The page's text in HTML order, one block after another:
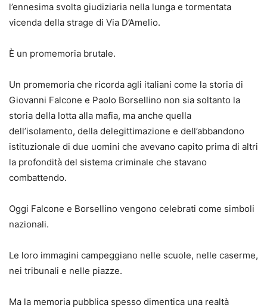
l’ennesima svolta giudiziaria nella lunga e tormentata
vicenda della strage di Via D’Amelio.
È un promemoria brutale.
Un promemoria che ricorda agli italiani come la storia di
Giovanni Falcone e Paolo Borsellino non sia soltanto la
storia della lotta alla mafia, ma anche quella
dell’isolamento, della delegittimazione e dell’abbandono
istituzionale di due uomini che avevano capito prima di altri
la profondità del sistema criminale che stavano
combattendo.
Oggi Falcone e Borsellino vengono celebrati come simboli
nazionali.
Le loro immagini campeggiano nelle scuole, nelle caserme,
nei tribunali e nelle piazze.
Ma la memoria pubblica spesso dimentica una realtà